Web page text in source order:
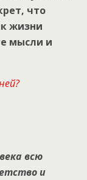
что
жизни
мысли и
всю
и